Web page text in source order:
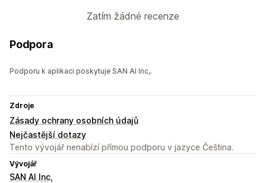
Zatím žádné recenze
Podpora
Podporu k aplikaci poskytuje SAN AI Inc,.
Zdroje
Zásady ochrany osobních údajů
Nejčastější dotazy
Tento vývojář nenabízí přímou podporu v jazyce Čeština.
Vývojář
SAN AI Inc,